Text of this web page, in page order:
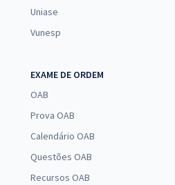
Uniase
Vunesp
EXAME DE ORDEM
OAB
Prova OAB
Calendário OAB
Questões OAB
Recursos OAB